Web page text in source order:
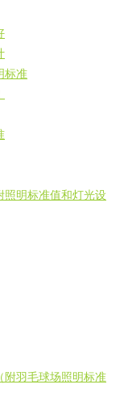
标准
照明标准值和灯光设
附羽毛球场照明标准